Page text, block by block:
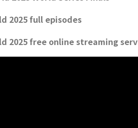
2025 full episodes
2025 free online streaming